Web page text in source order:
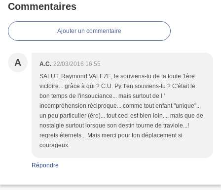
Commentaires
Ajouter un commentaire
A A.C. 22/03/2016 16:55
SALUT, Raymond VALEZE, te souviens-tu de ta toute 1ère
victoire... grâce à qui ? C.U. Py. t'en souviens-tu ? C'était le
bon temps de l'insouciance... mais surtout de l '
incompréhension réciproque... comme tout enfant "unique"...
un peu particulier (ère)... tout ceci est bien loin.... mais que de
nostalgie surtout lorsque son destin tourne de traviole...!
regrets éternels... Mais merci pour ton déplacement si
courageux.
Répondre